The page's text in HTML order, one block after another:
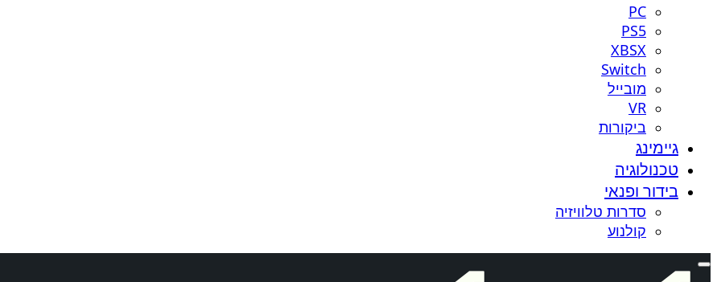
PC
PS5
XBSX
Switch
מובייל
VR
ביקורות
גיימינג
טכנולוגיה
בידור ופנאי
סדרות טלוויזיה
קולנוע